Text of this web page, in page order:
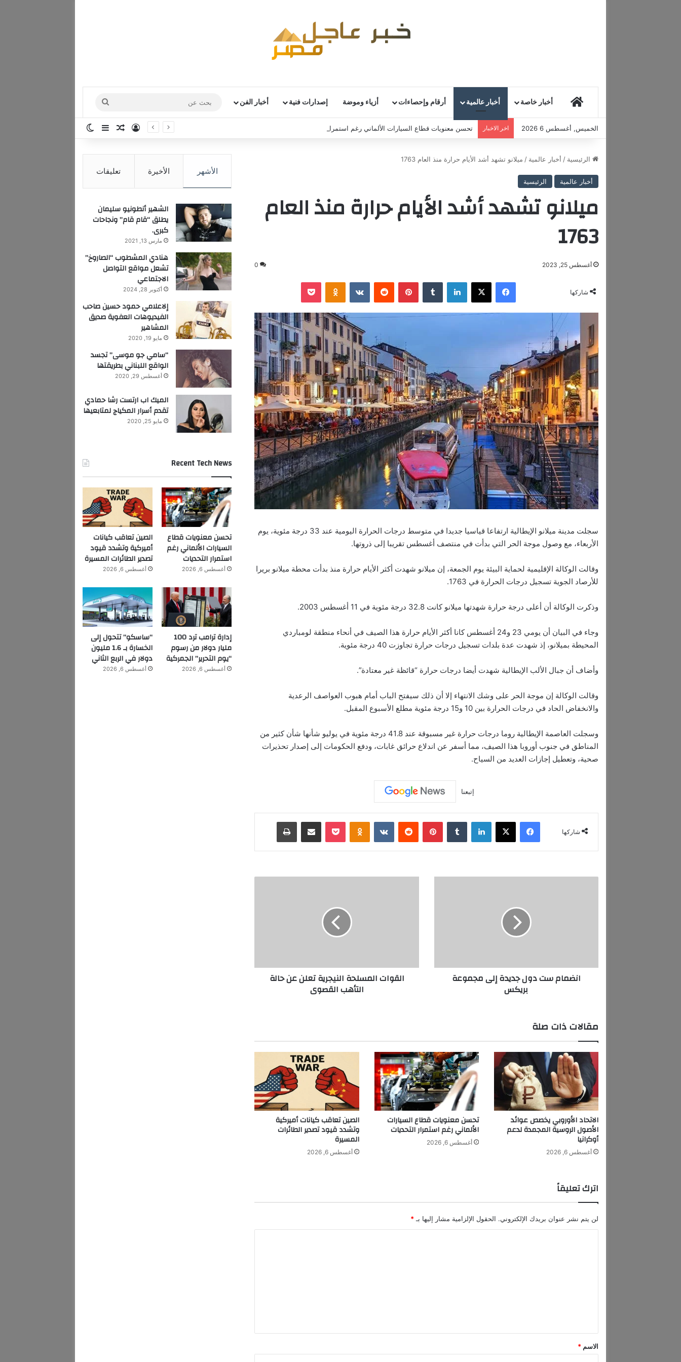
أخبار خاصة أخبار عالمية أرقام وإحصاءات أزياء وموضة إصدارات فنية أخبار الفن
عن
الخميس, أغسطس 6 2026 اخر الاخبار تحسن معنويات قطاع السيارات الألماني رغم استمرار التحديات تسجيل الدخول
مقال عشوائي
إضافة عمود جانبي
الرئيسية / أخبار عالمية / ميلانو تشهد أشد الأيام حرارة منذ العام 1763
أخبار عالمية الرئيسية
ميلانو تشهد أشد الأيام حرارة منذ العام
1763
أغسطس 25, 2023 0
شاركها
فيسبوك ‫X لينكدإن ‏Tumblr بينتيريست ‏Reddit
‏VKontakte
Odnoklassniki
‫Pocket
سجلت مدينة ميلانو الإيطالية ارتفاعا قياسيا جديدا في متوسط درجات الحرارة اليومية عند 33 درجة مئوية، يوم
الأربعاء، مع وصول موجة الحر التي بدأت في منتصف أغسطس تقريبا إلى ذروتها.
وقالت الوكالة الإقليمية لحماية البيئة يوم الجمعة، إن ميلانو شهدت أكثر الأيام حرارة منذ بدأت محطة ميلانو بريرا
للأرصاد الجوية تسجيل درجات الحرارة في 1763.
وذكرت الوكالة أن أعلى درجة حرارة شهدتها ميلانو كانت 32.8 درجة مئوية في 11 أغسطس 2003.
وجاء في البيان أن يومي 23 و24 أغسطس كانا أكثر الأيام حرارة هذا الصيف في أنحاء منطقة لومباردي
المحيطة بميلانو، إذ شهدت عدة بلدات تسجيل درجات حرارة تجاوزت 40 درجة مئوية.
وأضاف أن جبال الألب الإيطالية شهدت أيضا درجات حرارة “قائظة غير معتادة”.
وقالت الوكالة إن موجة الحر على وشك الانتهاء إلا أن ذلك سيفتح الباب أمام هبوب العواصف الرعدية
والانخفاض الحاد في درجات الحرارة بين 10 و15 درجة مئوية مطلع الأسبوع المقبل.
وسجلت العاصمة الإيطالية روما درجات حرارة غير مسبوقة عند 41.8 درجة مئوية في يوليو شأنها شأن كثير من
المناطق في جنوب أوروبا هذا الصيف، مما أسفر عن اندلاع حرائق غابات، ودفع الحكومات إلى إصدار تحذيرات
صحية، وتعطيل إجازات العديد من السياح.
إتبعنا
شاركها
فيسبوك ‫X لينكدإن ‏Tumblr بينتيريست ‏Reddit
‏VKontakte
Odnoklassniki
‫Pocket مشاركة عبر البريد طباعة
د
د
ة
إ
ى
م
م
و
ع
ة
ب
س
انضمام ست دول جديدة إلى مجموعة
بريكس
م
ن
ي
ج
ر
ي
ة
ت
ل
ة
ل
القوات المسلحة النيجرية تعلن عن حالة
التأهب القصوى
مقالات ذات صلة
الاتحاد الأوروبي يخصص عوائد
الأصول الروسية المجمدة لدعم
أوكرانيا
أغسطس 6, 2026
تحسن معنويات قطاع السيارات
الألماني رغم استمرار التحديات
أغسطس 6, 2026
الصين تعاقب كيانات أميركية
وتشدد قيود تصدير الطائرات
المسيرة
أغسطس 6, 2026
اترك تعليقاً
لن يتم نشر عنوان بريدك الإلكتروني. الحقول الإلزامية مشار إليها بـ*
*
الاسم *
الأشهر الأخيرة تعليقات
الشهير أنطونيو سليمان
يطلق “قام قام” ونجاحات
كبرى.
مارس 13, 2021
هنادي المشطوب “الصاروخ”
تشعل مواقع التواصل
الاجتماعي
أكتوبر 28, 2024
إلاعلامي حمود حسين صاحب
الفيديوهات العفوية صديق
المشاهير
مايو 19, 2020
“سامي جو موسى” تجسد
الواقع اللبناني بطريقتها
أغسطس 29, 2020
الميك اب ارتست رشا حمادي
تقدم أسرار المكياج لمتابعيها
مايو 25, 2020
Recent Tech News
تحسن معنويات قطاع
السيارات الألماني رغم
استمرار التحديات
أغسطس 6, 2026
الصين تعاقب كيانات
أميركية وتشدد قيود
تصدير الطائرات المسيرة
أغسطس 6, 2026
إدارة ترامب ترد 100
مليار دولار من رسوم
“يوم التحرير” الجمركية
أغسطس 6, 2026
“ساسكو” تتحول إلى
الخسارة بـ 1.6 مليون
دولار في الربع الثاني
أغسطس 6, 2026